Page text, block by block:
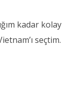
kadar kolay
seçtim.